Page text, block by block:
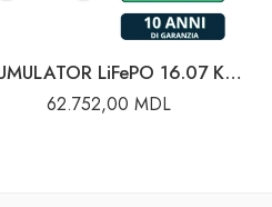
ACUMULATOR LiFePO 16.07 KW V-TAC
62.752,00 MDL